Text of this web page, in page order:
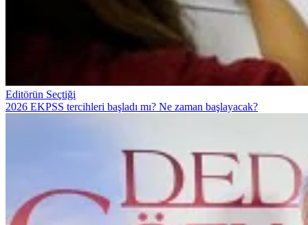
Editörün Seçtiği
2026 EKPSS tercihleri başladı mı? Ne zaman başlayacak?